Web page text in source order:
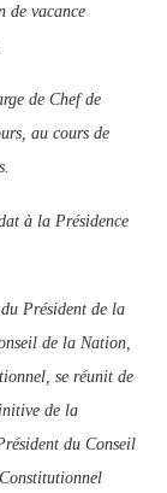
de vacance
de Chef de
au cours de
à la Présidence
Président de la
de la Nation,
se réunit de
de la
du Conseil